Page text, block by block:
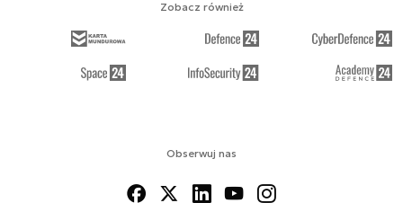
Obserwuj nas
Zobacz również